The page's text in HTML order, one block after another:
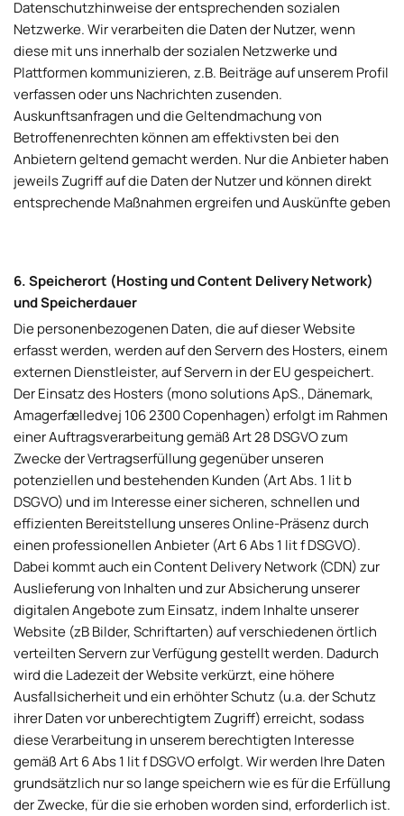
Datenschutzhinweise der entsprechenden sozialen
Netzwerke. Wir verarbeiten die Daten der Nutzer, wenn
diese mit uns innerhalb der sozialen Netzwerke und
Plattformen kommunizieren, z.B. Beiträge auf unserem Profil
verfassen oder uns Nachrichten zusenden.
Auskunftsanfragen und die Geltendmachung von
Betroffenenrechten können am effektivsten bei den
Anbietern geltend gemacht werden. Nur die Anbieter haben
jeweils Zugriff auf die Daten der Nutzer und können direkt
entsprechende Maßnahmen ergreifen und Auskünfte geben
6. Speicherort (Hosting und Content Delivery Network)
und Speicherdauer
Die personenbezogenen Daten, die auf dieser Website
erfasst werden, werden auf den Servern des Hosters, einem
externen Dienstleister, auf Servern in der EU gespeichert.
Der Einsatz des Hosters (mono solutions ApS., Dänemark,
Amagerfælledvej 106 2300 Copenhagen) erfolgt im Rahmen
einer Auftragsverarbeitung gemäß Art 28 DSGVO zum
Zwecke der Vertragserfüllung gegenüber unseren
potenziellen und bestehenden Kunden (Art Abs. 1 lit b
DSGVO) und im Interesse einer sicheren, schnellen und
effizienten Bereitstellung unseres Online-Präsenz durch
einen professionellen Anbieter (Art 6 Abs 1 lit f DSGVO).
Dabei kommt auch ein Content Delivery Network (CDN) zur
Auslieferung von Inhalten und zur Absicherung unserer
digitalen Angebote zum Einsatz, indem Inhalte unserer
Website (zB Bilder, Schriftarten) auf verschiedenen örtlich
verteilten Servern zur Verfügung gestellt werden. Dadurch
wird die Ladezeit der Website verkürzt, eine höhere
Ausfallsicherheit und ein erhöhter Schutz (u.a. der Schutz
ihrer Daten vor unberechtigtem Zugriff) erreicht, sodass
diese Verarbeitung in unserem berechtigten Interesse
gemäß Art 6 Abs 1 lit f DSGVO erfolgt. Wir werden Ihre Daten
grundsätzlich nur so lange speichern wie es für die Erfüllung
der Zwecke, für die sie erhoben worden sind, erforderlich ist.